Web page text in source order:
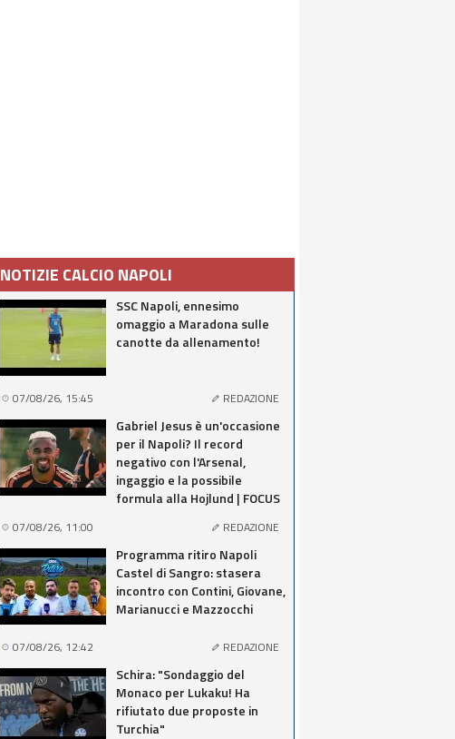
NOTIZIE CALCIO NAPOLI
SSC Napoli, ennesimo
omaggio a Maradona sulle
canotte da allenamento!
07/08/26, 15:45 REDAZIONE
Gabriel Jesus è un'occasione
per il Napoli? Il record
negativo con l'Arsenal,
ingaggio e la possibile
formula alla Hojlund | FOCUS
07/08/26, 11:00 REDAZIONE
Programma ritiro Napoli
Castel di Sangro: stasera
incontro con Contini, Giovane,
Marianucci e Mazzocchi
07/08/26, 12:42 REDAZIONE
Schira: "Sondaggio del
Monaco per Lukaku! Ha
rifiutato due proposte in
Turchia"